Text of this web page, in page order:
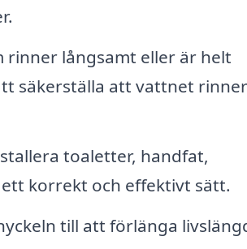
rinner långsamt eller är helt
säkerställa att vattnet rinner
toaletter, handfat,
korrekt och effektivt sätt.
till att förlänga